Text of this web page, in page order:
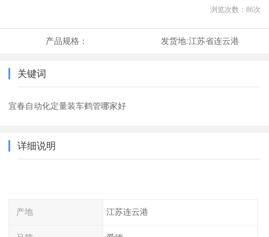
浏览次数： 86次
产品规格： 发货地:江苏省连云港
关键词
宜春自动化定量装车鹤管哪家好
详细说明
产地 江苏连云港